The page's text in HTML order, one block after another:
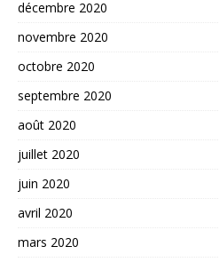
décembre 2020
novembre 2020
octobre 2020
septembre 2020
août 2020
juillet 2020
juin 2020
avril 2020
mars 2020